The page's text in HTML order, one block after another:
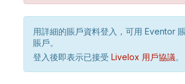
用詳細的賬戶資料登入，可用 Eventor
賬戶。
登入後即表示已接受 Livelox 用戶協議。